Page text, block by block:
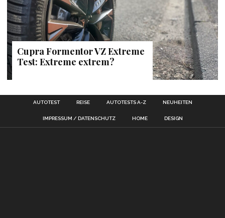
Cupra Formentor VZ Extreme
Test: Extreme extrem?
AUTOTEST REISE AUTOTESTS A-Z NEUHEITEN
IMPRESSUM / DATENSCHUTZ HOME DESIGN